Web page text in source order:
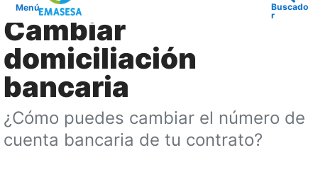
Menú
Buscado
r
Cambiar
domiciliación
bancaria
¿Cómo puedes cambiar el número de
cuenta bancaria de tu contrato?